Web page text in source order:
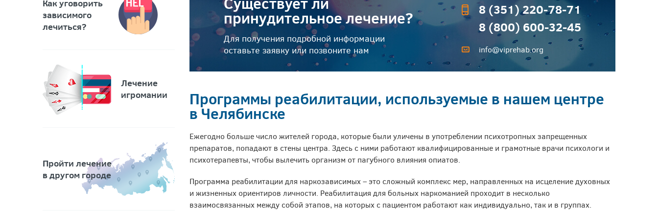
Как уговорить
зависимого
лечиться?
Лечение
игромании
Пройти лечение
в другом городе
принудительное лечение?
Для получения подробной информации
оставьте заявку или позвоните нам
8 (351) 220-78-71
8 (800) 600-32-45
info@viprehab.org
Программы реабилитации, используемые в нашем центре
в Челябинске
Ежегодно больше число жителей города, которые были уличены в употреблении психотропных запрещенных
препаратов, попадают в стены центра. Здесь с ними работают квалифицированные и грамотные врачи психологи и
психотерапевты, чтобы вылечить организм от пагубного влияния опиатов.
Программа реабилитации для наркозависимых – это сложный комплекс мер, направленных на исцеление духовных
и жизненных ориентиров личности. Реабилитация для больных наркоманией проходит в несколько
взаимосвязанных между собой этапов, на которых с пациентом работают как индивидуально, так и в группах.